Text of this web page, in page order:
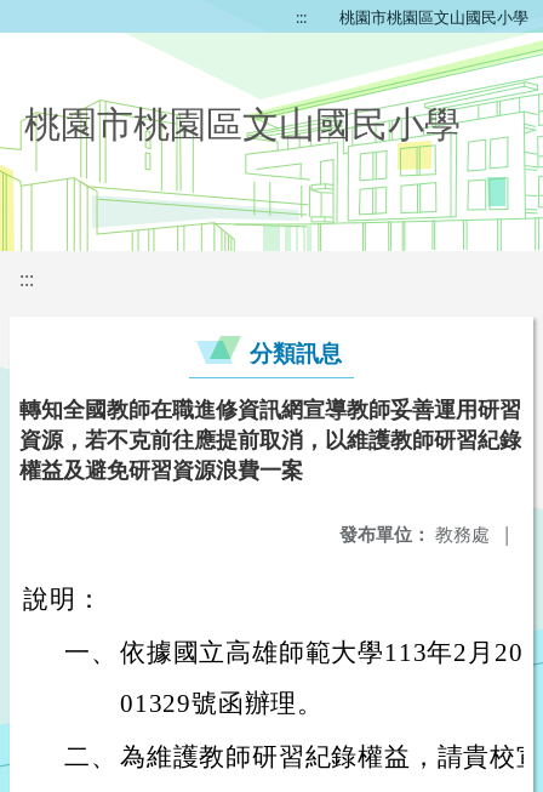
::: 桃園市桃園區文山國民小學
桃園市桃園區文山國民小學
:::
分類訊息
轉知全國教師在職進修資訊網宣導教師妥善運用研習
資源，若不克前往應提前取消，以維護教師研習紀錄
權益及避免研習資源浪費一案
發布單位： 教務處 |
說明：
一、 依據國立高雄師範大學113年2月20
01329號函辦理。
二、 為維護教師研習紀錄權益，請貴校